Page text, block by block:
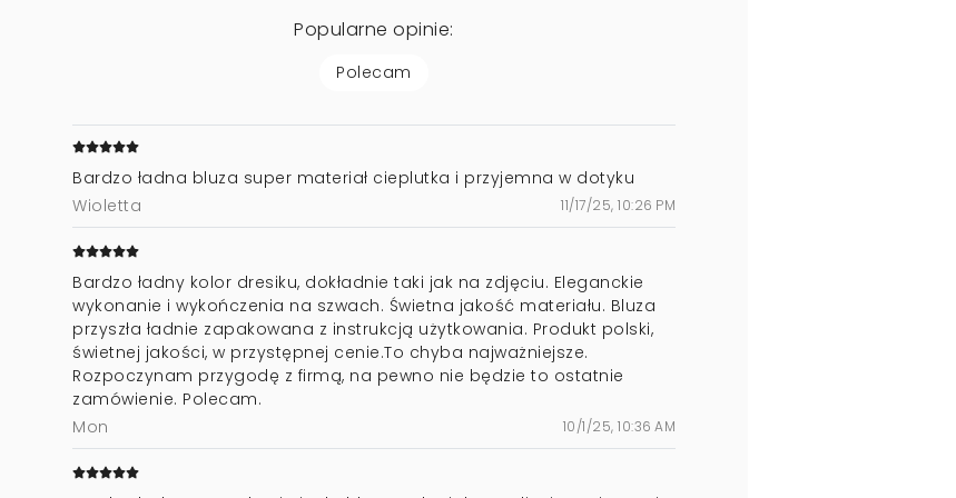
Popularne opinie:
Polecam
Bardzo ładna bluza super materiał cieplutka i przyjemna w dotyku
Wioletta
11/17/25, 10:26 PM
Bardzo ładny kolor dresiku, dokładnie taki jak na zdjęciu. Eleganckie
wykonanie i wykończenia na szwach. Świetna jakość materiału. Bluza
przyszła ładnie zapakowana z instrukcją użytkowania. Produkt polski,
świetnej jakości, w przystępnej cenie.To chyba najważniejsze.
Rozpoczynam przygodę z firmą, na pewno nie będzie to ostatnie
zamówienie. Polecam.
Mon
10/1/25, 10:36 AM